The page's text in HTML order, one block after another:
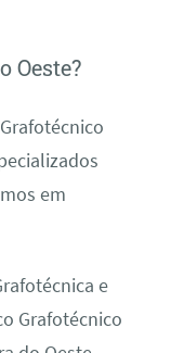
Oeste?
em
e
Grafotécnico